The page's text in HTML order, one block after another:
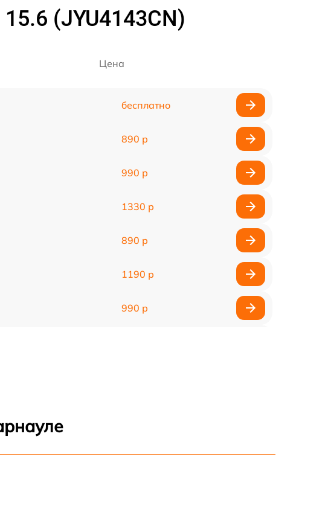
(JYU4143CN)
Цена
бесплатно
890 р
990 р
1330 р
890 р
1190 р
990 р